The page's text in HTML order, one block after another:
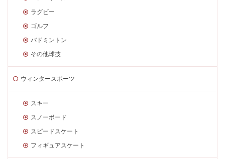
ラグビー
ゴルフ
バドミントン
その他球技
ウィンタースポーツ
スキー
スノーボード
スピードスケート
フィギュアスケート